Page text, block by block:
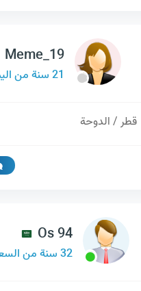
Meme_19
21 سنة من اليمن
قطر / الدوحة
Os 94
32 سنة من السعودية